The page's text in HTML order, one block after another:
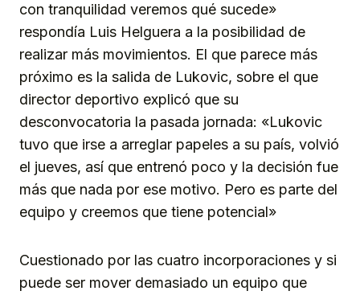
con tranquilidad veremos qué sucede»
respondía Luis Helguera a la posibilidad de
realizar más movimientos. El que parece más
próximo es la salida de Lukovic, sobre el que
director deportivo explicó que su
desconvocatoria la pasada jornada: «Lukovic
tuvo que irse a arreglar papeles a su país, volvió
el jueves, así que entrenó poco y la decisión fue
más que nada por ese motivo. Pero es parte del
equipo y creemos que tiene potencial»
Cuestionado por las cuatro incorporaciones y si
puede ser mover demasiado un equipo que